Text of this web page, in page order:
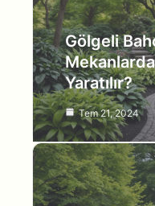
Gölgeli
Yaratılır?
Tem 21, 2024